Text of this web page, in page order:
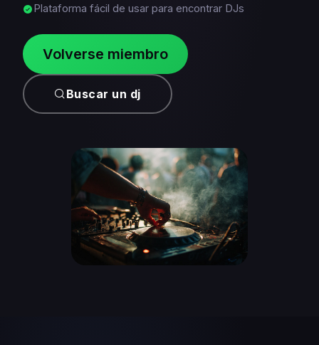
Plataforma fácil de usar para encontrar DJs
Volverse miembro
Buscar un dj